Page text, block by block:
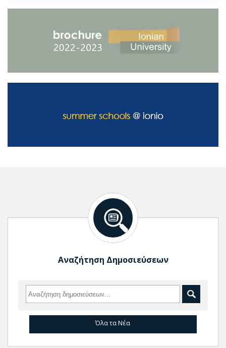
Αναζήτηση Δημοσιεύσεων
Όλα τα Νέα